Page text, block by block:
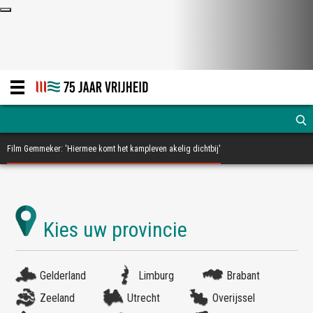
Film Gemmeker: 'Hiermee komt het kampleven akelig dichtbij'
Gelderland Limburg
Brabant
Zeeland
Utrecht
Overijssel